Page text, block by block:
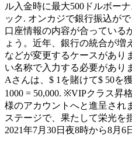
ル入金時に最大500ドルボー
ック. オンカジで銀行振込が
口座情報の内容が合っている
ょう。近年、銀行の統合が増
などが変更するケースがあり
い名称で入力する必要があり
Aさんは、$ 1を賭けて$ 50を
1000 = 50,000. ※VIPクラス昇
様のアカウントへと進呈され
ステージで、果たして栄光を
2021年7月30日夜8時から8月6